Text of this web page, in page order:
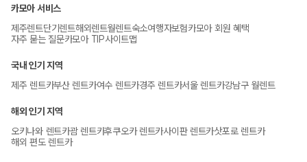
카모아 서비스
제주렌트단기렌트해외렌트월렌트숙소여행자보험카모아 회원 혜택
자주 묻는 질문카모아 TIP사이트맵
국내 인기 지역
제주 렌트카부산 렌트카여수 렌트카경주 렌트카서울 렌트카강남구 월렌트
해외 인기 지역
오키나와 렌트카괌 렌트카후쿠오카 렌트카사이판 렌트카삿포로 렌트카
해외 편도 렌트카